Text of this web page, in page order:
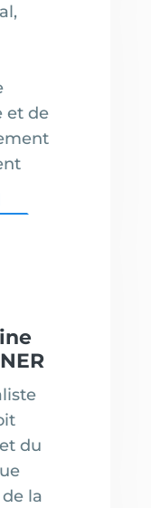
et de
du
la